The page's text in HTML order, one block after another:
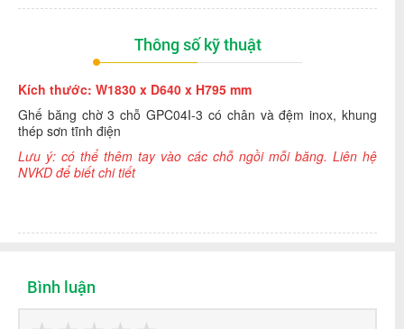
Thông số kỹ thuật
Kích thước: W1830 x D640 x H795 mm
Ghế băng chờ 3 chỗ GPC04I-3 có chân và đệm inox, khung
thép sơn tĩnh điện
Lưu ý: có thể thêm tay vào các chỗ ngồi mỗi băng. Liên hệ
NVKD để biết chi tiết
Bình luận